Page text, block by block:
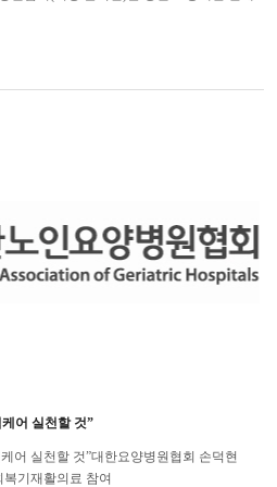
구호성금 2492만원...
어 실천할 것”
어 실천할 것”대한요양병원협회 손덕현
기재활의료 참여